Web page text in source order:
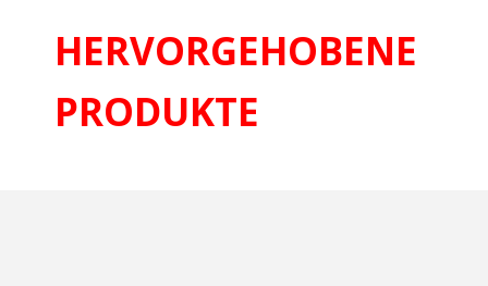
HERVORGEHOBENE
PRODUKTE